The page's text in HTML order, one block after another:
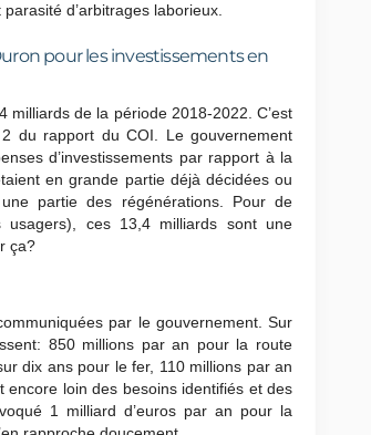
d’arbitrages laborieux.
pour les investissements en
milliards de la période 2018-2022. C’est
du rapport du COI. Le gouvernement
d’investissements par rapport à la
en grande partie déjà décidées ou
partie des régénérations. Pour de
usagers), ces 13,4 milliards sont une
ça?
par le gouvernement. Sur
850 millions par an pour la route
dix ans pour le fer, 110 millions par an
encore loin des besoins identifiés et des
1 milliard d’euros par an pour la